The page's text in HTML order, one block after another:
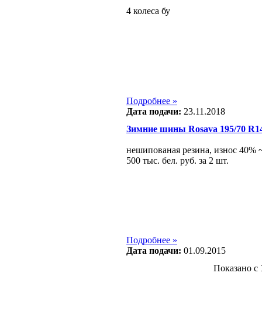
4 колеса бу
Подробнее »
Дата подачи: 23.11.2018
Зимние шины Rosava 195/70
нешипованая резина, износ
500 тыс. бел. руб. за 2 шт.
Подробнее »
Дата подачи: 01.09.2015
Показано с